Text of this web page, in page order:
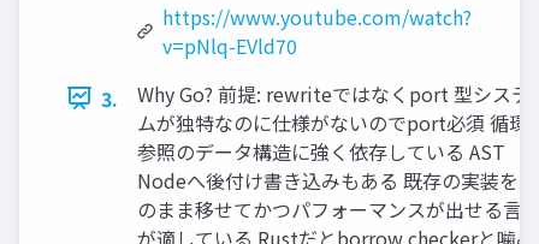
https://www.youtube.com/watch?
v=pNlq-EVld70
3.
Why Go? 前提: rewriteではなくport 型システ
ムが独特なのに仕様がないのでport必須 循環
参照のデータ構造に強く依存している AST
Nodeへ後付け書き込みもある 既存の実装をそ
のまま移せてかつパフォーマンスが出せる言
が適している Rustだとborrow checkerと噛み